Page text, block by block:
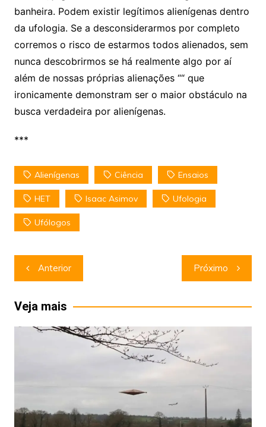
banheira. Podem existir legítimos alienígenas dentro
da ufologia. Se a desconsiderarmos por completo
corremos o risco de estarmos todos alienados, sem
nunca descobrirmos se há realmente algo por aí
além de nossas próprias alienações ““ que
ironicamente demonstram ser o maior obstáculo na
busca verdadeira por alienígenas.
***
Alienígenas Ciência Ensaios
HET Isaac Asimov Ufologia
Ufólogos
Navegação
de
Post
Anterior Próximo
Veja mais